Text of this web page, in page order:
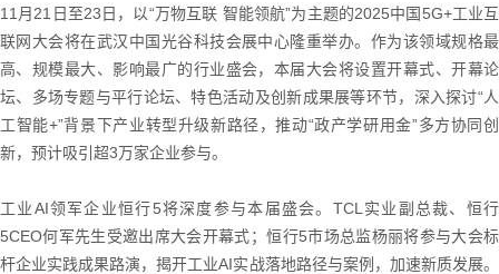
11月21日至23日，以“万物互联 智能领航”为主题的2025中国5G+工业互
联网大会将在武汉中国光谷科技会展中心隆重举办。作为该领域规格最
高、规模最大、影响最广的行业盛会，本届大会将设置开幕式、开幕论
坛、多场专题与平行论坛、特色活动及创新成果展等环节，深入探讨“人
工智能+”背景下产业转型升级新路径，推动“政产学研用金”多方协同创
新，预计吸引超3万家企业参与。
工业AI领军企业恒行5将深度参与本届盛会。TCL实业副总裁、恒行
5CEO何军先生受邀出席大会开幕式；恒行5市场总监杨丽将参与大会标
杆企业实践成果路演，揭开工业AI实战落地路径与案例，加速新质发展。